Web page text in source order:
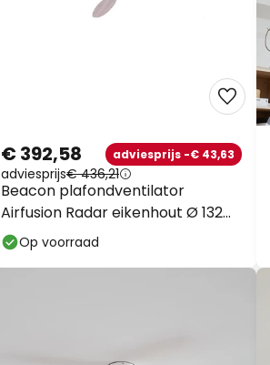
Beacon plafondventilator
Airfusion Radar eikenhout Ø 132
cm stil
€ 392,58 adviesprijs -€ 43,63
adviesprijs€ 436,21
Op voorraad